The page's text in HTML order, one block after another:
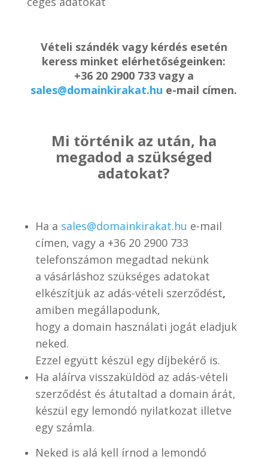
Vételi szándék vagy kérdés esetén
keress minket elérhetőségeinken:
+36 20 2900 733 vagy a
sales@domainkirakat.hu e-mail címen.
Mi történik az után, ha
megadod a szükséged
adatokat?
Ha a sales@domainkirakat.hu e-mail
címen, vagy a +36 20 2900 733
telefonszámon megadtad nekünk
a vásárláshoz szükséges adatokat
elkészítjük az adás-vételi szerződést,
amiben megállapodunk,
hogy a domain használati jogát eladjuk
neked.
Ezzel együtt készül egy díjbekérő is.
Ha aláírva visszaküldöd az adás-vételi
szerződést és átutaltad a domain árát,
készül egy lemondó nyilatkozat illetve
egy számla.
Neked is alá kell írnod a lemondó